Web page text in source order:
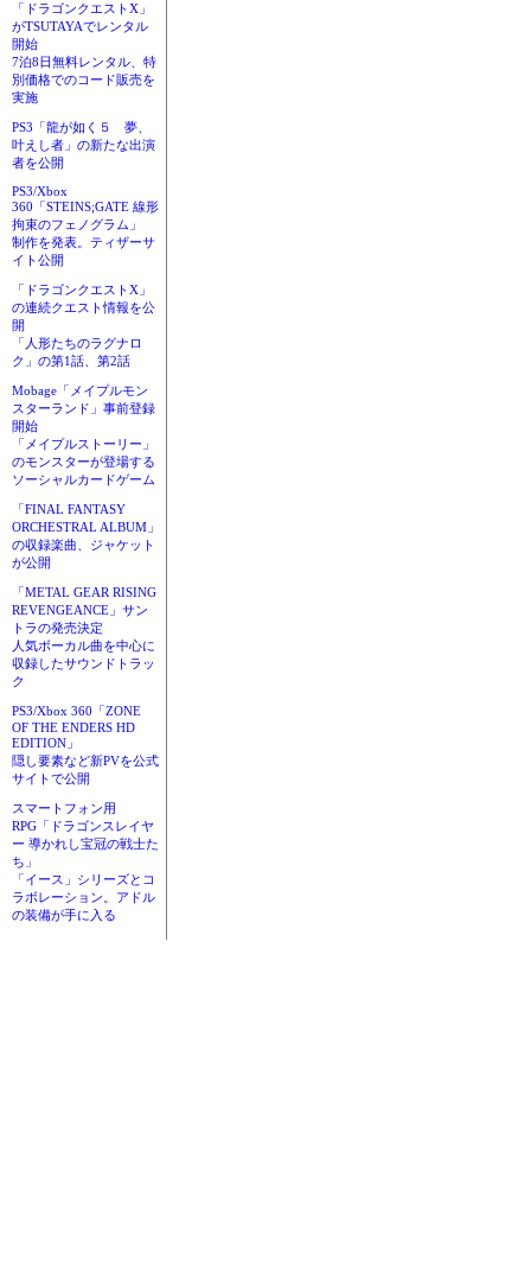
「ドラゴンクエストX」
がTSUTAYAでレンタル
開始
7泊8日無料レンタル、特
別価格でのコード販売を
実施
PS3「龍が如く５ 夢、
叶えし者」の新たな出演
者を公開
PS3/Xbox
360「STEINS;GATE 線形
拘束のフェノグラム」
制作を発表。ティザーサ
イト公開
「ドラゴンクエストX」
の連続クエスト情報を公
開
「人形たちのラグナロ
ク」の第1話、第2話
Mobage「メイプルモン
スターランド」事前登録
開始
「メイプルストーリー」
のモンスターが登場する
ソーシャルカードゲーム
「FINAL FANTASY
ORCHESTRAL ALBUM」
の収録楽曲、ジャケット
が公開
「METAL GEAR RISING
REVENGEANCE」サン
トラの発売決定
人気ボーカル曲を中心に
収録したサウンドトラッ
ク
PS3/Xbox 360「ZONE
OF THE ENDERS HD
EDITION」
隠し要素など新PVを公式
サイトで公開
スマートフォン用
RPG「ドラゴンスレイヤ
ー 導かれし宝冠の戦士た
ち」
「イース」シリーズとコ
ラボレーション。アドル
の装備が手に入る